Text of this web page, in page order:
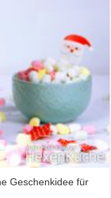
Geschenkidee für